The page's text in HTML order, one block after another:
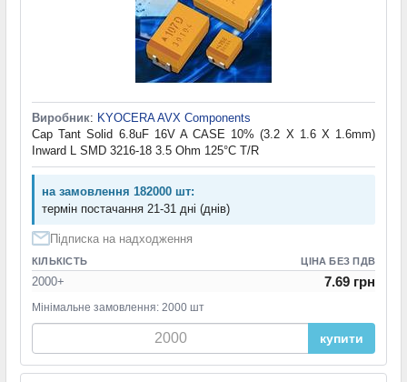
Виробник: KYOCERA AVX Components
Cap Tant Solid 6.8uF 16V A CASE 10% (3.2 X 1.6 X 1.6mm)
Inward L SMD 3216-18 3.5 Ohm 125°C T/R
на замовлення 182000 шт:
термін постачання 21-31 дні (днів)
Підписка на надходження
КІЛЬКІСТЬ ЦІНА БЕЗ ПДВ
2000+ 7.69 грн
Мінімальне замовлення: 2000 шт
купити